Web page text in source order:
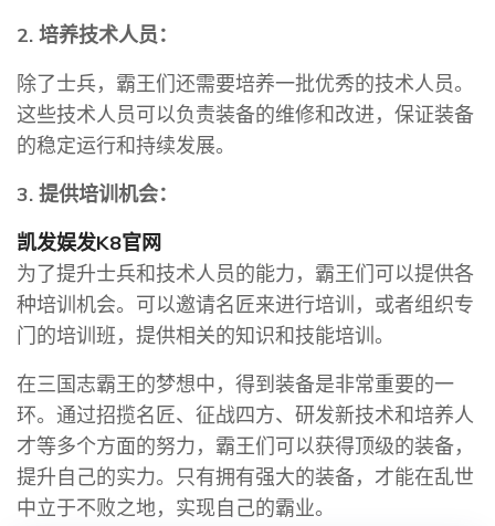
2. 培养技术人员：
除了士兵，霸王们还需要培养一批优秀的技术人员。
这些技术人员可以负责装备的维修和改进，保证装备
的稳定运行和持续发展。
3. 提供培训机会：
凯发娱发K8官网
为了提升士兵和技术人员的能力，霸王们可以提供各
种培训机会。可以邀请名匠来进行培训，或者组织专
门的培训班，提供相关的知识和技能培训。
在三国志霸王的梦想中，得到装备是非常重要的一
环。通过招揽名匠、征战四方、研发新技术和培养人
才等多个方面的努力，霸王们可以获得顶级的装备，
提升自己的实力。只有拥有强大的装备，才能在乱世
中立于不败之地，实现自己的霸业。